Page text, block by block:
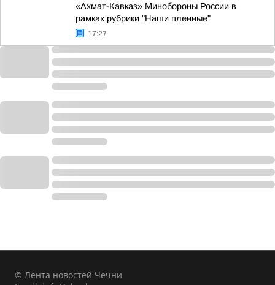
«Ахмат-Кавказ» Минобороны России в
рамках рубрики "Наши пленные"
17:27
© Лента новостей Чечни